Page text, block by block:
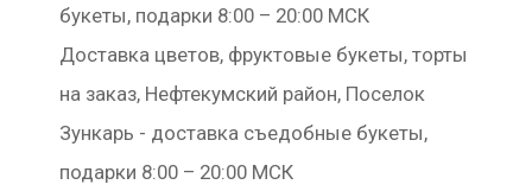
букеты, подарки 8:00 – 20:00 МСК
Доставка цветов, фруктовые букеты, торты
на заказ, Нефтекумский район, Поселок
Зункарь - доставка съедобные букеты,
подарки 8:00 – 20:00 МСК